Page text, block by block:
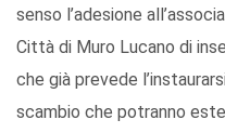
senso l’adesione
Città di Muro Lucano di
che già prevede
scambio che potranno